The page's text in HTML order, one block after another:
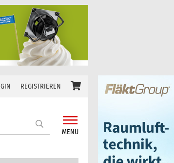
REGISTRIEREN
MENÜ